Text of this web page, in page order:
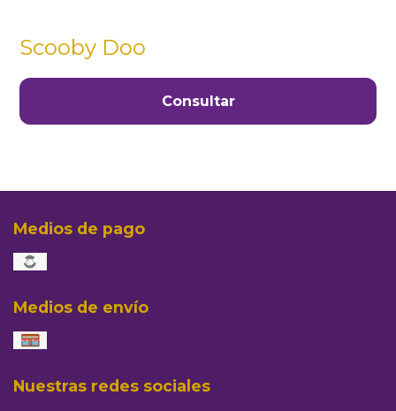
Scooby Doo
Consultar
Medios de pago
Medios de envío
Nuestras redes sociales